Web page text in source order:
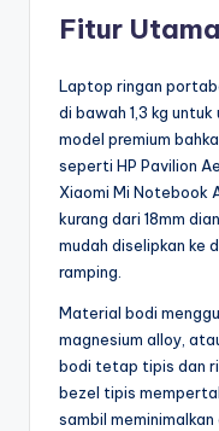
Fitur
Laptop ringan
di bawah 1,3 kg
model premium
seperti HP Pavilion
Xiaomi Mi Notebook
kurang dari 18mm
mudah diselipkan ke
ramping.
Material bodi
magnesium alloy,
bodi tetap tipis dan
bezel tipis
sambil